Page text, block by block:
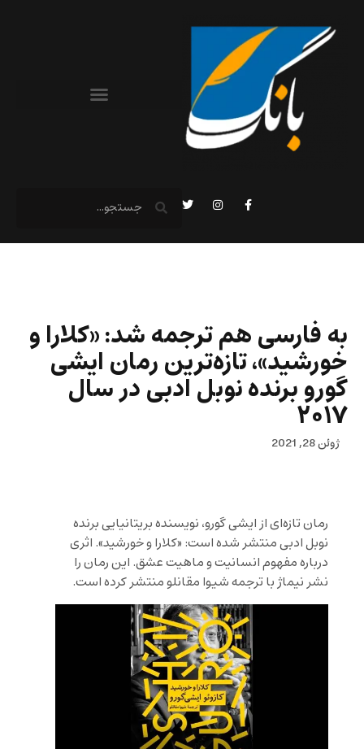
به فارسی هم ترجمه شد: «کلارا و
خورشید»، تازه‌ترین رمان ایشی
گورو برنده نوبل ادبی در سال
۲۰۱۷
ژوئن 28, 2021
رمان تازه‌ای از ایشی گورو، نویسنده بریتانیایی برنده
نوبل ادبی منتشر شده است: «کلارا و خورشید». اثری
درباره مفهوم انسانیت و ماهیت عشق. این رمان را
نشر نیماژ با ترجمه شیوا مقانلو منتشر کرده است.